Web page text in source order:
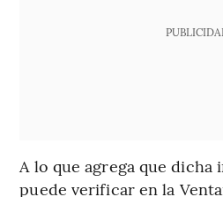
A lo que agrega que dicha
puede verificar en la